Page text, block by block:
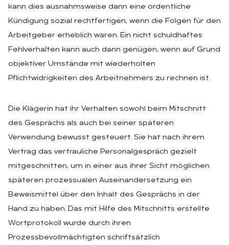
kann dies ausnahmsweise dann eine ordentliche
Kündigung sozial rechtfertigen, wenn die Folgen für den
Arbeitgeber erheblich waren. Ein nicht schuldhaftes
Fehlverhalten kann auch dann genügen, wenn auf Grund
objektiver Umstände mit wiederholten
Pflichtwidrigkeiten des Arbeitnehmers zu rechnen ist.
Die Klägerin hat ihr Verhalten sowohl beim Mitschnitt
des Gesprächs als auch bei seiner späteren
Verwendung bewusst gesteuert. Sie hat nach ihrem
Vertrag das vertrauliche Personalgespräch gezielt
mitgeschnitten, um in einer aus ihrer Sicht möglichen
späteren prozessualen Auseinandersetzung ein
Beweismittel über den Inhalt des Gesprächs in der
Hand zu haben. Das mit Hilfe des Mitschnitts erstellte
Wortprotokoll wurde durch ihren
Prozessbevollmächtigten schriftsätzlich